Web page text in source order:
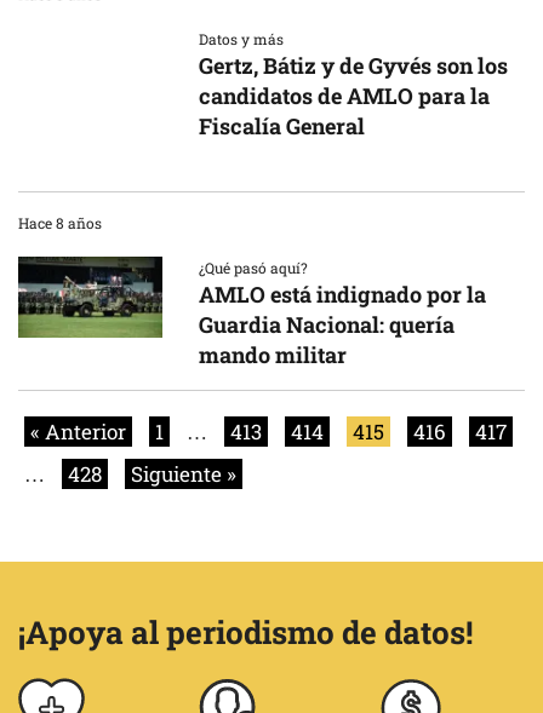
Datos y más
Gertz, Bátiz y de Gyvés son los
candidatos de AMLO para la
Fiscalía General
Hace 8 años
AMLO está indignado por la
Guardia Nacional: quería
mando militar
…
428 Siguiente »